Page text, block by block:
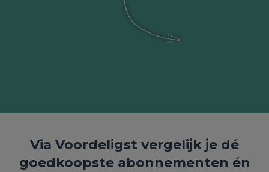
Via Voordeligst vergelijk je dé
goedkoopste abonnementen én